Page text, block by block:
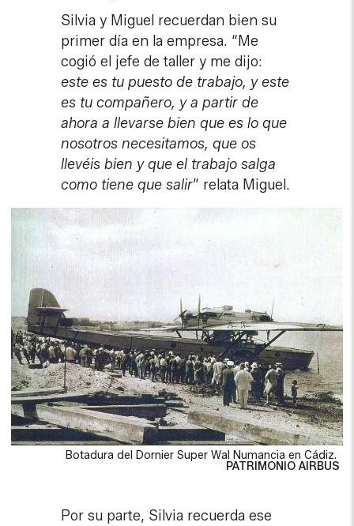
Silvia y Miguel recuerdan bien su
primer día en la empresa. “Me
cogió el jefe de taller y me dijo:
este es tu puesto de trabajo, y este
es tu compañero, y a partir de
ahora a llevarse bien que es lo que
nosotros necesitamos, que os
llevéis bien y que el trabajo salga
como tiene que salir” relata Miguel.
Botadura del Dornier Super Wal Numancia en Cádiz.
PATRIMONIO AIRBUS
Por su parte, Silvia recuerda ese